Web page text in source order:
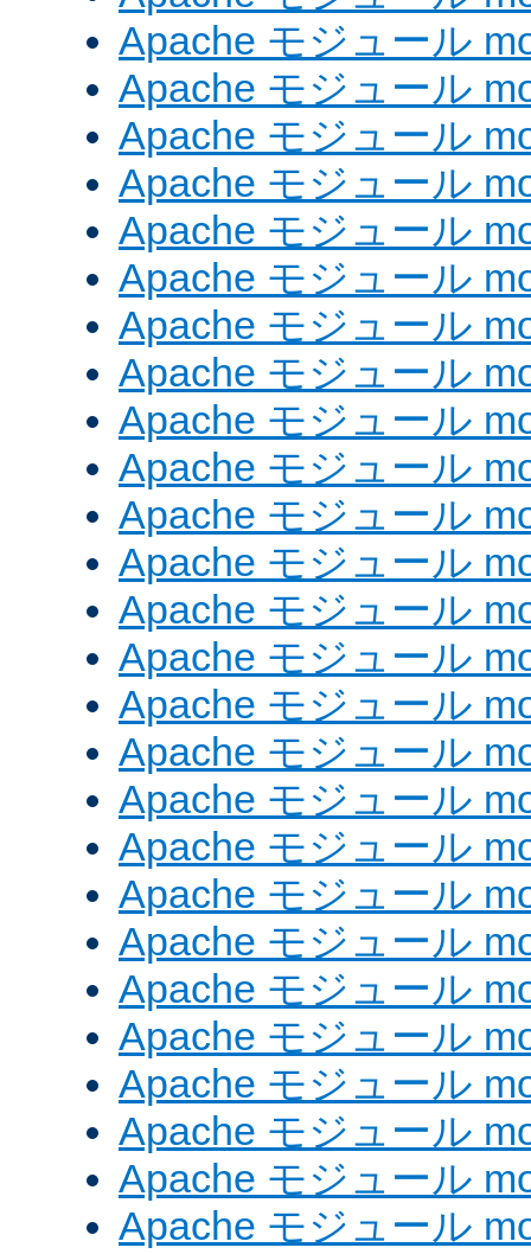
Apache モジュール
Apache モジュール
Apache モジュール
Apache モジュール
Apache モジュール
Apache モジュール
Apache モジュール
Apache モジュール
Apache モジュール
Apache モジュール
Apache モジュール
Apache モジュール
Apache モジュール
Apache モジュール
Apache モジュール
Apache モジュール
Apache モジュール
Apache モジュール
Apache モジュール
Apache モジュール
Apache モジュール
Apache モジュール
Apache モジュール
Apache モジュール
Apache モジュール
Apache モジュール